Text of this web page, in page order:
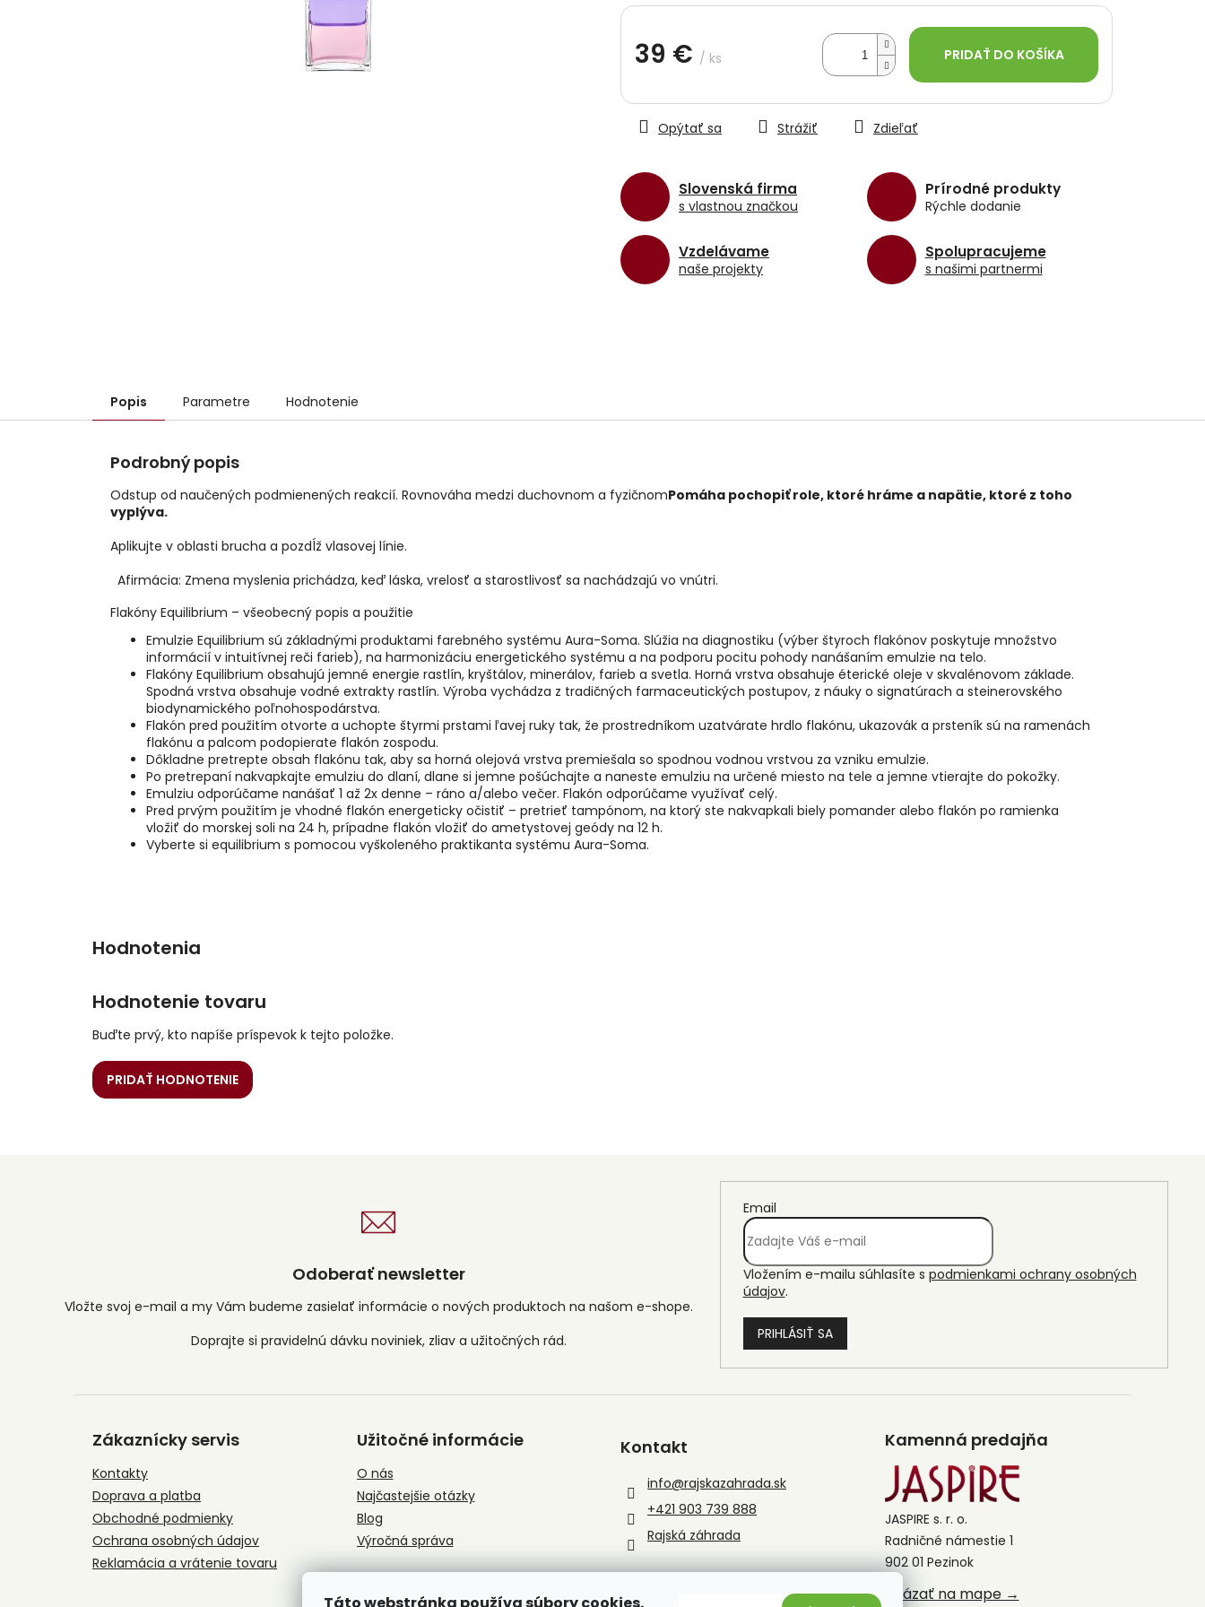
39 € / ks
cena:
PRIDAŤ DO KOŠÍKA
Slovenská firma
s vlastnou značkou
Prírodné produkty
Rýchle dodanie
Vzdelávame
naše projekty
Spolupracujeme
s našimi partnermi
Opýtať sa Strážiť Zdieľať
hviezdičiek.
Popis Parametre Hodnotenie
Podrobný popis
Odstup od naučených podmienených reakcií. Rovnováha medzi duchovnom a fyzičnomPomáha pochopiť role, ktoré hráme a napätie, ktoré z toho
vyplýva.
Aplikujte v oblasti brucha a pozdĺž vlasovej línie.
Afirmácia: Zmena myslenia prichádza, keď láska, vrelosť a starostlivosť sa nachádzajú vo vnútri.
Flakóny Equilibrium – všeobecný popis a použitie
Emulzie Equilibrium sú základnými produktami farebného systému Aura-Soma. Slúžia na diagnostiku (výber štyroch flakónov poskytuje množstvo
informácií v intuitívnej reči farieb), na harmonizáciu energetického systému a na podporu pocitu pohody nanášaním emulzie na telo.
Flakóny Equilibrium obsahujú jemné energie rastlín, kryštálov, minerálov, farieb a svetla. Horná vrstva obsahuje éterické oleje v skvalénovom základe.
Spodná vrstva obsahuje vodné extrakty rastlín. Výroba vychádza z tradičných farmaceutických postupov, z náuky o signatúrach a steinerovského
biodynamického poľnohospodárstva.
Flakón pred použitím otvorte a uchopte štyrmi prstami ľavej ruky tak, že prostredníkom uzatvárate hrdlo flakónu, ukazovák a prsteník sú na ramenách
flakónu a palcom podopierate flakón zospodu.
Dôkladne pretrepte obsah flakónu tak, aby sa horná olejová vrstva premiešala so spodnou vodnou vrstvou za vzniku emulzie.
Po pretrepaní nakvapkajte emulziu do dlaní, dlane si jemne pošúchajte a naneste emulziu na určené miesto na tele a jemne vtierajte do pokožky.
Emulziu odporúčame nanášať 1 až 2x denne – ráno a/alebo večer. Flakón odporúčame využívať celý.
Pred prvým použitím je vhodné flakón energeticky očistiť – pretrieť tampónom, na ktorý ste nakvapkali biely pomander alebo flakón po ramienka
vložiť do morskej soli na 24 h, prípadne flakón vložiť do ametystovej geódy na 12 h.
Vyberte si equilibrium s pomocou vyškoleného praktikanta systému Aura-Soma.
Hodnotenie tovaru
Buďte prvý, kto napíše príspevok k tejto položke.
PRIDAŤ HODNOTENIE
Odoberať newsletter
Vložte svoj e-mail a my Vám budeme zasielať informácie o nových produktoch na našom e-shope.
Email
Vložením e-mailu súhlasíte s podmienkami ochrany osobných
údajov.
PRIHLÁSIŤ SA
Zákaznícky servis
Kontakty
Doprava a platba
Obchodné podmienky
Ochrana osobných údajov
Reklamácia a vrátenie tovaru
Užitočné informácie
O nás
Najčastejšie otázky
Blog
Výročná správa
Kontakt
info@rajskazahrada.sk
+421 903 739 888
Rajská záhrada
Kamenná predajňa
JASPIRE s. r. o.
Radničné námestie 1
902 01 Pezinok
Ukázať na mape →